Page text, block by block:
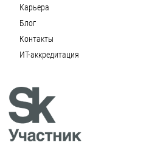
Карьера
Блог
Контакты
ИТ-аккредитация